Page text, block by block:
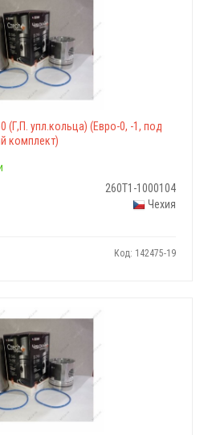
(Г,П. упл.кольца) (Евро-0, -1, под
комплект)
260Т1-1000104
Чехия
Код: 142475-19